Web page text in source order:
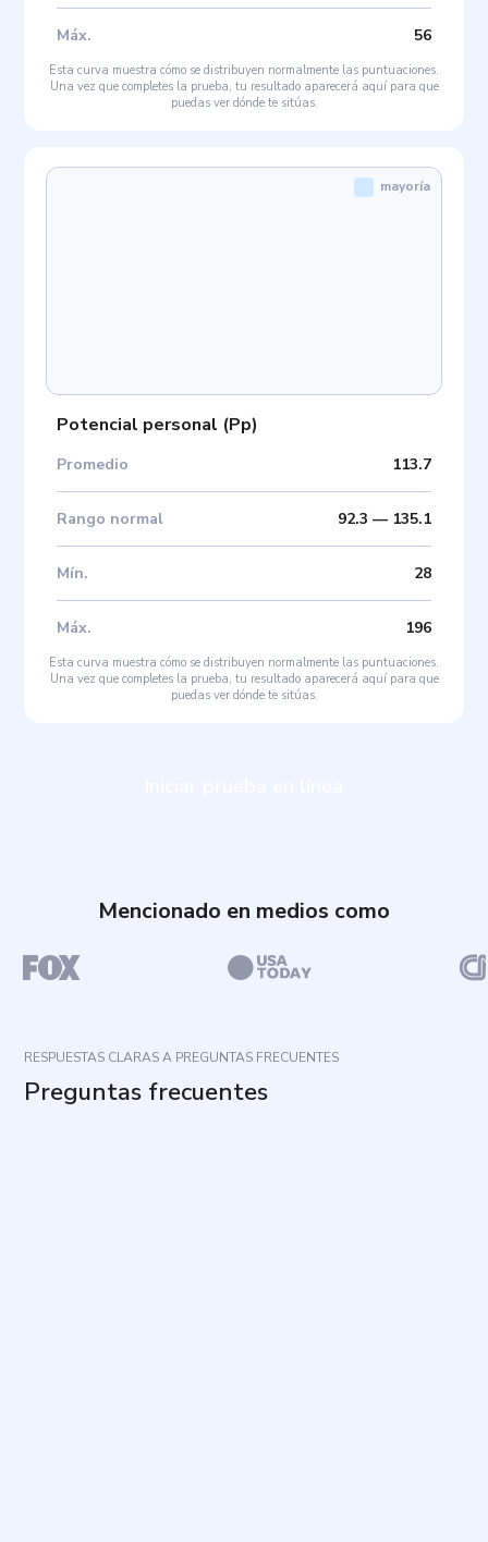
Máx. 56
Esta curva muestra cómo se distribuyen normalmente las puntuaciones.
Una vez que completes la prueba, tu resultado aparecerá aquí para que
puedas ver dónde te sitúas.
Potencial personal (Pp)
Promedio 113.7
Rango normal 92.3 — 135.1
Mín. 28
Máx. 196
mayoría
Esta curva muestra cómo se distribuyen normalmente las puntuaciones.
Una vez que completes la prueba, tu resultado aparecerá aquí para que
puedas ver dónde te sitúas.
Mencionado en medios como
RESPUESTAS CLARAS A PREGUNTAS FRECUENTES
Preguntas frecuentes